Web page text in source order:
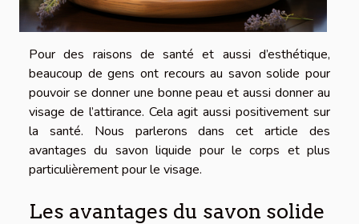
Pour des raisons de santé et aussi d’esthétique,
beaucoup de gens ont recours au savon solide pour
pouvoir se donner une bonne peau et aussi donner au
visage de l’attirance. Cela agit aussi positivement sur
la santé. Nous parlerons dans cet article des
avantages du savon liquide pour le corps et plus
particulièrement pour le visage.
Les avantages du savon solide